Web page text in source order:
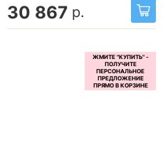
30 867 р.